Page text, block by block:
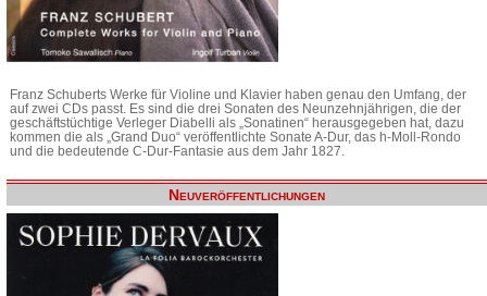
Franz Schuberts Werke für Violine und Klavier haben genau den Umfang, der
auf zwei CDs passt. Es sind die drei Sonaten des Neunzehnjährigen, die der
geschäftstüchtige Verleger Diabelli als „Sonatinen“ herausgegeben hat, dazu
kommen die als „Grand Duo“ veröffentlichte Sonate A-Dur, das h-Moll-Rondo
und die bedeutende C-Dur-Fantasie aus dem Jahr 1827.
Neuveröffentlichungen